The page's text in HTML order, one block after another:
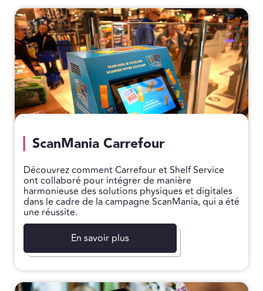
ScanMania Carrefour
Découvrez comment Carrefour et Shelf Service
ont collaboré pour intégrer de manière
harmonieuse des solutions physiques et digitales
dans le cadre de la campagne ScanMania, qui a été
une réussite.
En savoir plus